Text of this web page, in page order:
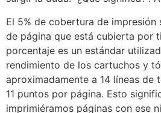
El 5% de cobertura de impresión
de página que está cubierta por
porcentaje es un estándar
rendimiento de los cartuchos y
aproximadamente a 14 líneas de
11 puntos por página. Esto
imprimiéramos páginas con ese